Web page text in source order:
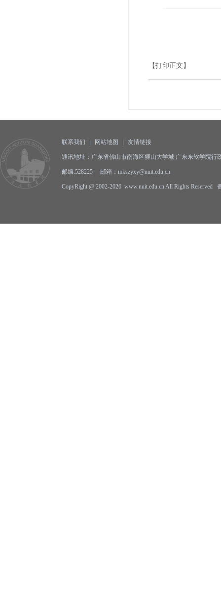
【打印正文】
联系我们 网站地图 友情链接
通讯地址：广东省佛山市南海区狮山大学城 广东东软学院行
邮编:528225 邮箱：mkszyxy@nuit.edu.cn
CopyRight @ 2002-2026 www.nuit.edu.cn All Rights Reserved